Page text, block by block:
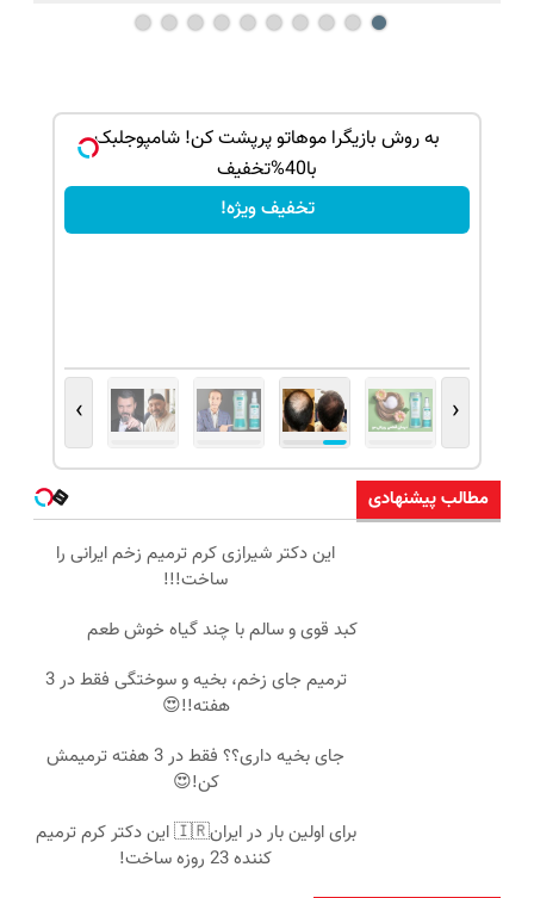
به روش بازیگرا موهاتو پرپشت کن! شامپوجلبک
با40%تخفیف
تخفیف ویژه!
‹
›
مطالب پیشنهادی
این دکتر شیرازی کرم ترمیم زخم ایرانی را
ساخت!!!
کبد قوی و سالم با چند گیاه خوش طعم
ترمیم جای زخم، بخیه و سوختگی فقط در 3
هفته!!😍
جای بخیه داری؟؟ فقط در 3 هفته ترمیمش
کن!😍
برای اولین بار در ایران🇮🇷 این دکتر کرم ترمیم
کننده 23 روزه ساخت!